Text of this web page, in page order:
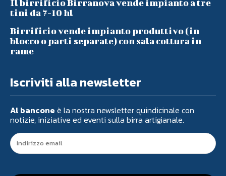
Il birrificio Birranova vende impianto a tre
tini da 7-10 hl
Birrificio vende impianto produttivo (in
blocco o parti separate) con sala cottura in
rame
Iscriviti alla newsletter
Al bancone è la nostra newsletter quindicinale con
notizie, iniziative ed eventi sulla birra artigianale.